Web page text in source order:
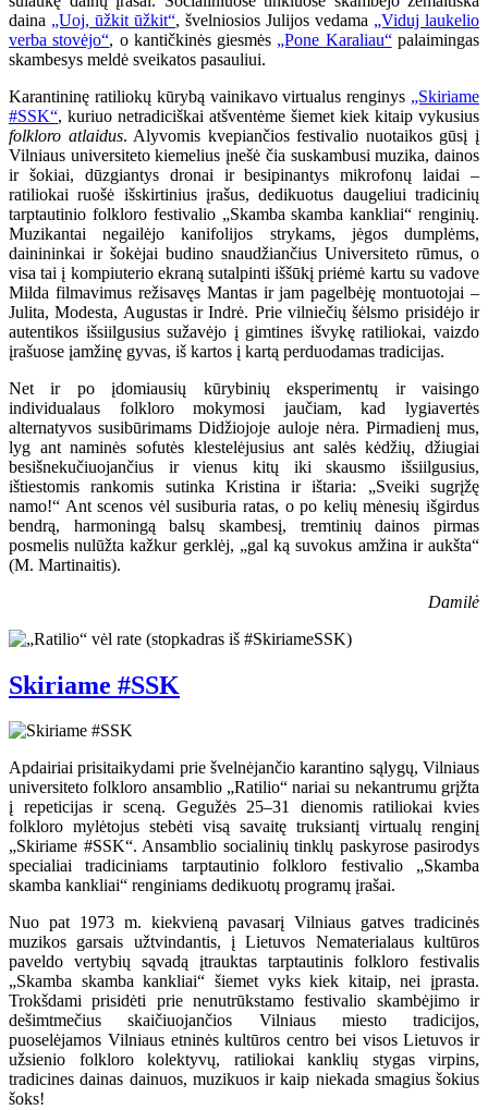
daina „Uoj, ūžkit ūžkit“, švelniosios Julijos vedama „Viduj laukelio
verba stovėjo“, o kantičkinės giesmės „Pone Karaliau“palaimingas
skambesys meldė sveikatos pasauliui.
Karantininę ratiliokų kūrybą vainikavo virtualus renginys „Skiriame
#SSK“, kuriuo netradiciškai atšventėme šiemet kiek kitaip vykusius
folkloro atlaidus. Alyvomis kvepiančios festivalio nuotaikos gūsį į
Vilniaus universiteto kiemelius įnešė čia suskambusi muzika, dainos
ir šokiai, dūzgiantys dronai ir besipinantys mikrofonų laidai –
ratiliokai ruošė išskirtinius įrašus, dedikuotus daugeliui tradicinių
tarptautinio folkloro festivalio „Skamba skamba kankliai“ renginių.
Muzikantai negailėjo kanifolijos strykams, jėgos dumplėms,
dainininkai ir šokėjai budino snaudžiančius Universiteto rūmus, o
visa tai į kompiuterio ekraną sutalpinti iššūkį priėmė kartu su vadove
Milda filmavimus režisavęs Mantas ir jam pagelbėję montuotojai –
Julita, Modesta, Augustas ir Indrė. Prie vilniečių šėlsmo prisidėjo ir
autentikos išsiilgusius sužavėjo į gimtines išvykę ratiliokai, vaizdo
įrašuose įamžinę gyvas, iš kartos į kartą perduodamas tradicijas.
Net ir po įdomiausių kūrybinių eksperimentų ir vaisingo
individualaus folkloro mokymosi jaučiam, kad lygiavertės
alternatyvos susibūrimams Didžiojoje auloje nėra. Pirmadienį mus,
lyg ant naminės sofutės klestelėjusius ant salės kėdžių, džiugiai
besišnekučiuojančius ir vienus kitų iki skausmo išsiilgusius,
ištiestomis rankomis sutinka Kristina ir ištaria: „Sveiki sugrįžę
namo!“ Ant scenos vėl susiburia ratas, o po kelių mėnesių išgirdus
bendrą, harmoningą balsų skambesį, tremtinių dainos pirmas
posmelis nulūžta kažkur gerklėj, „gal ką suvokus amžina ir aukšta“
(M. Martinaitis).
Damilė
Skiriame #SSK
Apdairiai prisitaikydami prie švelnėjančio karantino sąlygų, Vilniaus
universiteto folkloro ansamblio „Ratilio“ nariai su nekantrumu grįžta
į repeticijas ir sceną. Gegužės 25–31 dienomis ratiliokai kvies
folkloro mylėtojus stebėti visą savaitę truksiantį virtualų renginį
„Skiriame #SSK“. Ansamblio socialinių tinklų paskyrose pasirodys
specialiai tradiciniams tarptautinio folkloro festivalio „Skamba
skamba kankliai“ renginiams dedikuotų programų įrašai.
Nuo pat 1973 m. kiekvieną pavasarį Vilniaus gatves tradicinės
muzikos garsais užtvindantis, į Lietuvos Nematerialaus kultūros
paveldo vertybių sąvadą įtrauktas tarptautinis folkloro festivalis
„Skamba skamba kankliai“ šiemet vyks kiek kitaip, nei įprasta.
Trokšdami prisidėti prie nenutrūkstamo festivalio skambėjimo ir
dešimtmečius skaičiuojančios Vilniaus miesto tradicijos,
puoselėjamos Vilniaus etninės kultūros centro bei visos Lietuvos ir
užsienio folkloro kolektyvų, ratiliokai kanklių stygas virpins,
tradicines dainas dainuos, muzikuos ir kaip niekada smagius šokius
šoks!